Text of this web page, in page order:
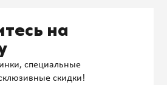
на
специальные
скидки!